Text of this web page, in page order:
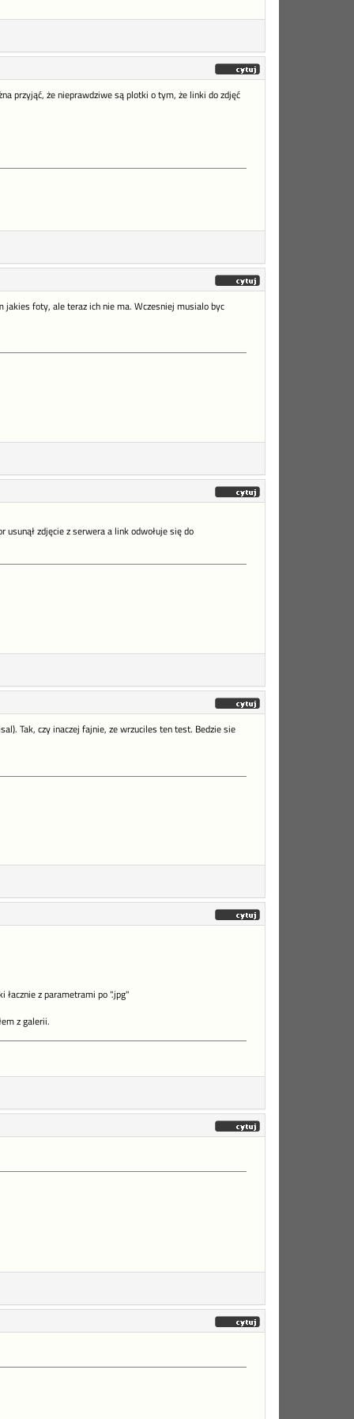
przyjąć, że nieprawdziwe są plotki o tym, że linki do zdjęć
foty, ale teraz ich nie ma. Wczesniej musialo byc
zdjęcie z serwera a link odwołuje się do
Tak, czy inaczej fajnie, ze wrzuciles ten test. Bedzie sie
łacznie z parametrami po ".jpg"
z galerii.